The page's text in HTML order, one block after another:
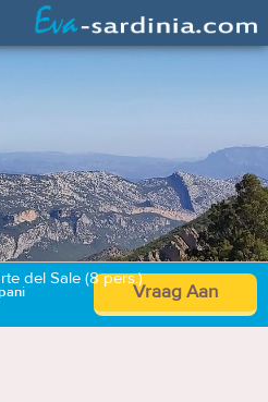
Vraag Aan
del Sale (8 pers.)